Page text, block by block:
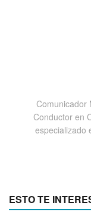
Comunicador
Conductor en
especializado
ESTO TE